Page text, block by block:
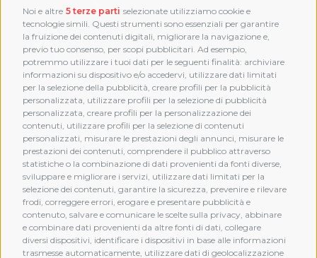
Noi e altre 5 terze parti selezionate utilizziamo cookie e
tecnologie simili. Questi strumenti sono essenziali per garantire
la fruizione dei contenuti digitali, migliorare la navigazione e,
previo tuo consenso, per scopi pubblicitari. Ad esempio,
potremmo utilizzare i tuoi dati per le seguenti finalità: archiviare
informazioni su dispositivo e/o accedervi, utilizzare dati limitati
per la selezione della pubblicità, creare profili per la pubblicità
personalizzata, utilizzare profili per la selezione di pubblicità
personalizzata, creare profili per la personalizzazione dei
contenuti, utilizzare profili per la selezione di contenuti
personalizzati, misurare le prestazioni degli annunci, misurare le
prestazioni dei contenuti, comprendere il pubblico attraverso
statistiche o la combinazione di dati provenienti da fonti diverse,
sviluppare e migliorare i servizi, utilizzare dati limitati per la
selezione dei contenuti, garantire la sicurezza, prevenire e rilevare
frodi, correggere errori, erogare e presentare pubblicità e
contenuto, salvare e comunicare le scelte sulla privacy, abbinare
e combinare dati provenienti da altre fonti di dati, collegare
diversi dispositivi, identificare i dispositivi in base alle informazioni
trasmesse automaticamente, utilizzare dati di geolocalizzazione
MEMBERSHIP